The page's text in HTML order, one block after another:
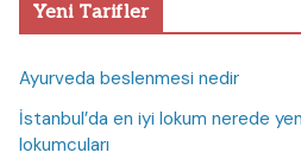
Yeni Tarifler
Ayurveda beslenmesi nedir
İstanbul’da en iyi lokum nerede
lokumcuları